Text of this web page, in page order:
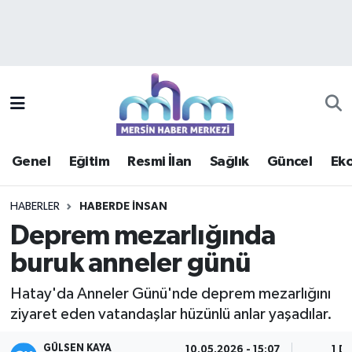
Genel Eğitim Resmi İlan Sağlık Güncel
HABERLER HABERDE INSAN
Deprem mezarlığında
buruk anneler günü
Hatay'da Anneler Günü'nde deprem mezarlığını
ziyaret eden vatandaşlar hüzünlü anlar yaşadılar.
GÜLSEN KAYA
Güncel
Haberde insan
Kültür - Sanat
Mersin Trafik Yoğunluk Haritası
Süper Lig Puan Durumu ve Fikstür
Haber Arşivi